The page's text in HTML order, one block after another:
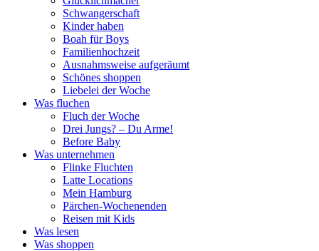
Schwangerschaft
Kinder haben
Boah für Boys
Familienhochzeit
Ausnahmsweise aufgeräumt
Schönes shoppen
Liebelei der Woche
Was fluchen
Fluch der Woche
Drei Jungs? – Du Arme!
Before Baby
Was unternehmen
Flinke Fluchten
Latte Locations
Mein Hamburg
Pärchen-Wochenenden
Reisen mit Kids
Was lesen
Was shoppen